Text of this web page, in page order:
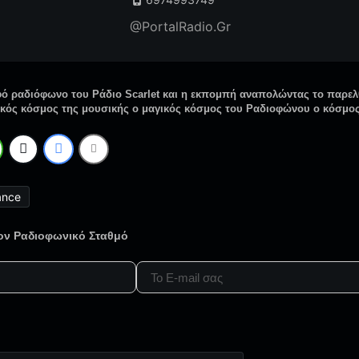
@PortalRadio.Gr
ραδιόφωνο του Ράδιο Scarlet και η εκπομπή αναπολώντας το
κόσμος της μουσικής ο μαγικός κόσμος του Ραδιοφώνου ο
Ραδιοφωνικό Σταθμό